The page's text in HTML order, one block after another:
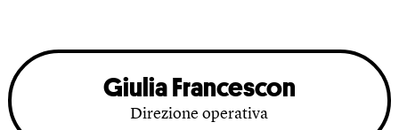
Giulia Francescon
Direzione operativa